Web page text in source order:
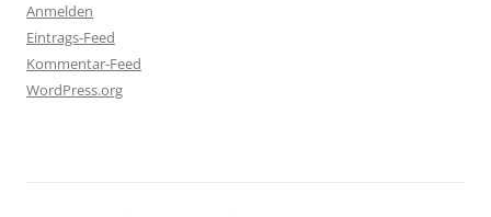
Anmelden
Eintrags-Feed
Kommentar-Feed
WordPress.org